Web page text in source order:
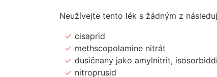
Neužívejte tento lék s žádným z
cisaprid
methscopolamine nitrát
dusičnany jako amylnitrit,
nitroprusid